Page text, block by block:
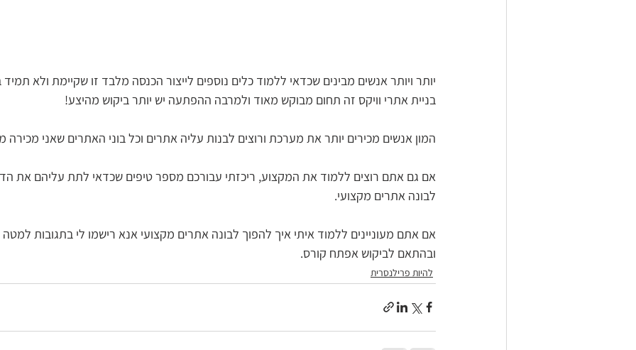
יותר ויותר אנשים מבינים שכדאי ללמוד כלים נוספים לייצור הכנסה מלבד זו שקיימת ולא
בניית אתרי וויקס זה תחום מבוקש מאוד ולמרבה ההפתעה יש יותר ביקוש מהיצע!
המון אנשים מכירים יותר את מערכת ורוצים לבנות עליה אתרים וכל בוני האתרים שאני מכירה
אם גם אתם רוצים ללמוד את המקצוע, ריכזתי עבורכם מספר טיפים שכדאי לתת עליהם את
לבונה אתרים מקצועי.
אם אתם מעוניינים ללמוד איתי איך להפוך לבונה אתרים מקצועי אנא רישמו לי בתגובות למטה
ובהתאם לביקוש אפתח קורס.
להיות פרילנסרית